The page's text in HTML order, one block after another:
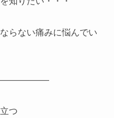
ない痛みに悩んでい
立つ